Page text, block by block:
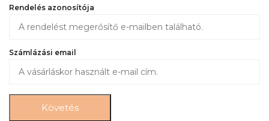
Rendelés azonosítója
Számlázási email
Követés